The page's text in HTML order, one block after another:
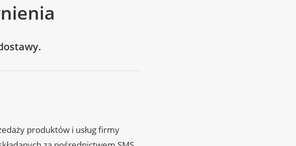
produktów i usług firmy